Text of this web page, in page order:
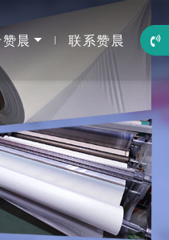
晨 联系赞晨